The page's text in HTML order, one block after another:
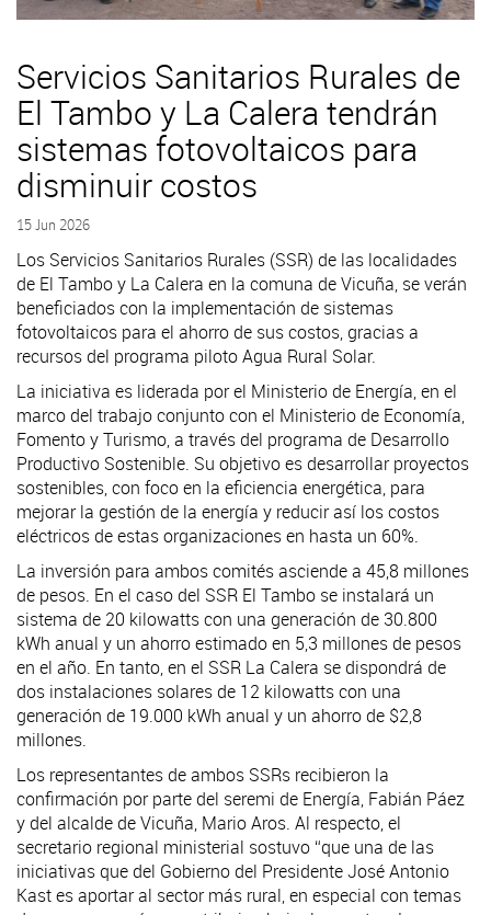
Servicios Sanitarios Rurales de
El Tambo y La Calera tendrán
sistemas fotovoltaicos para
disminuir costos
15 Jun 2026
Los Servicios Sanitarios Rurales (SSR) de las localidades
de El Tambo y La Calera en la comuna de Vicuña, se verán
beneficiados con la implementación de sistemas
fotovoltaicos para el ahorro de sus costos, gracias a
recursos del programa piloto Agua Rural Solar.
La iniciativa es liderada por el Ministerio de Energía, en el
marco del trabajo conjunto con el Ministerio de Economía,
Fomento y Turismo, a través del programa de Desarrollo
Productivo Sostenible. Su objetivo es desarrollar proyectos
sostenibles, con foco en la eficiencia energética, para
mejorar la gestión de la energía y reducir así los costos
eléctricos de estas organizaciones en hasta un 60%.
La inversión para ambos comités asciende a 45,8 millones
de pesos. En el caso del SSR El Tambo se instalará un
sistema de 20 kilowatts con una generación de 30.800
kWh anual y un ahorro estimado en 5,3 millones de pesos
en el año. En tanto, en el SSR La Calera se dispondrá de
dos instalaciones solares de 12 kilowatts con una
generación de 19.000 kWh anual y un ahorro de $2,8
millones.
Los representantes de ambos SSRs recibieron la
confirmación por parte del seremi de Energía, Fabián Páez
y del alcalde de Vicuña, Mario Aros. Al respecto, el
secretario regional ministerial sostuvo “que una de las
iniciativas que del Gobierno del Presidente José Antonio
Kast es aportar al sector más rural, en especial con temas